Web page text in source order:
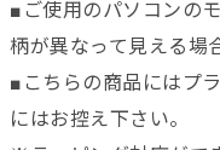
■ご使用のパソコンの
柄が異なって見える場
■こちらの商品にはプ
にはお控え下さい。